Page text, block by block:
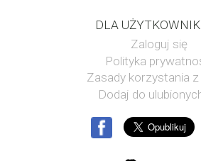
DLA
Zaloguj się
Polityka
Zasady korzystania z
Dodaj do